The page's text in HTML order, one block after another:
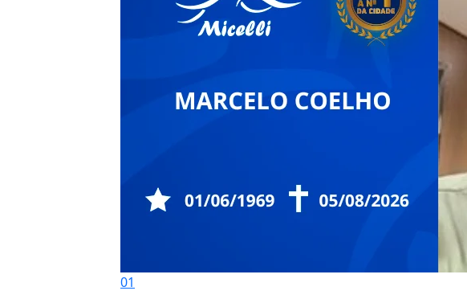
01